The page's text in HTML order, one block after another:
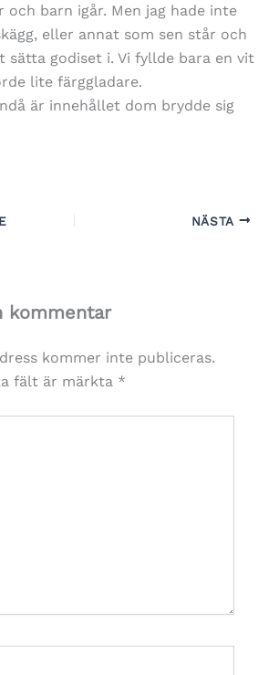
barn igår. Men jag hade inte
eller annat som sen står och
godiset i. Vi fyllde bara en vit
lite färggladare.
är innehållet dom brydde sig
NÄSTA
kommentar
kommer inte publiceras.
fält är märkta *